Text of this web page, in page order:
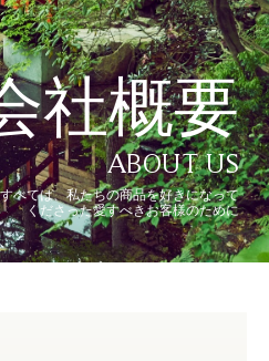
社概要
ABOUT US
べては、私たちの商品を好きになって
くださった愛すべきお客様のために